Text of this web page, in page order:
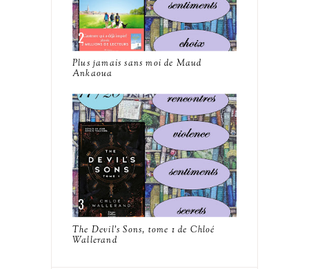
Plus jamais sans moi de Maud
Ankaoua
The Devil's Sons, tome 1 de Chloé
Wallerand